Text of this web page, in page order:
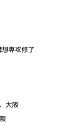
専攻修了
大阪